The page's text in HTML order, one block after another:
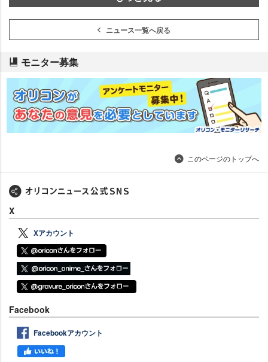
ニュース一覧へ戻る
モニター募集
このページのトップへ
X
Xアカウント
Facebook
Facebookアカウント